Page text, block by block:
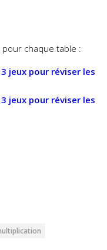
chaque table :
3 jeux pour réviser les
3 jeux pour réviser les